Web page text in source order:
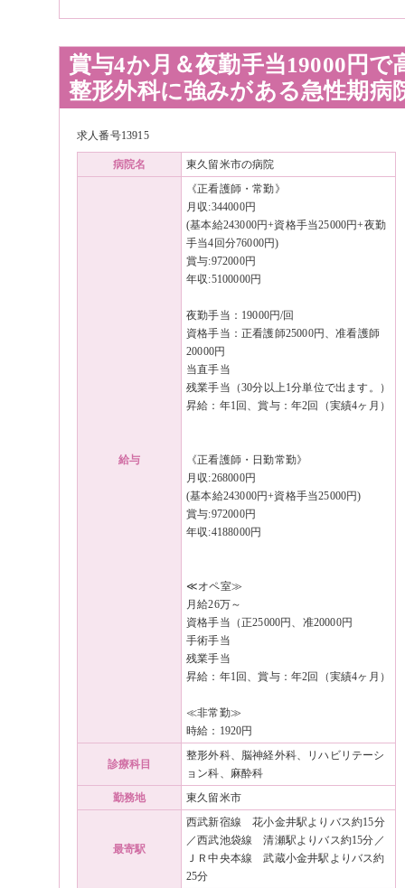
賞与4か月＆夜勤手当19000円で
整形外科に強みがある急性期病
求人番号13915
病院名 東久留米市の病院
給与
《正看護師・常勤》
月収:344000円
(基本給243000円+資格手当25000円+夜勤
手当4回分76000円)
賞与:972000円
年収:5100000円
夜勤手当：19000円/回
資格手当：正看護師25000円、准看護師
20000円
当直手当
残業手当（30分以上1分単位で出ます。）
昇給：年1回、賞与：年2回（実績4ヶ月）
《正看護師・日勤常勤》
月収:268000円
(基本給243000円+資格手当25000円)
賞与:972000円
年収:4188000円
≪オペ室≫
月給26万～
資格手当（正25000円、准20000円
手術手当
残業手当
昇給：年1回、賞与：年2回（実績4ヶ月）
≪非常勤≫
時給：1920円
診療科目
整形外科、脳神経外科、リハビリテーシ
ョン科、麻酔科
勤務地
東久留米市
最寄駅
西武新宿線 花小金井駅よりバス約15分
／西武池袋線 清瀬駅よりバス約15分／
ＪＲ中央本線 武蔵小金井駅よりバス約
25分